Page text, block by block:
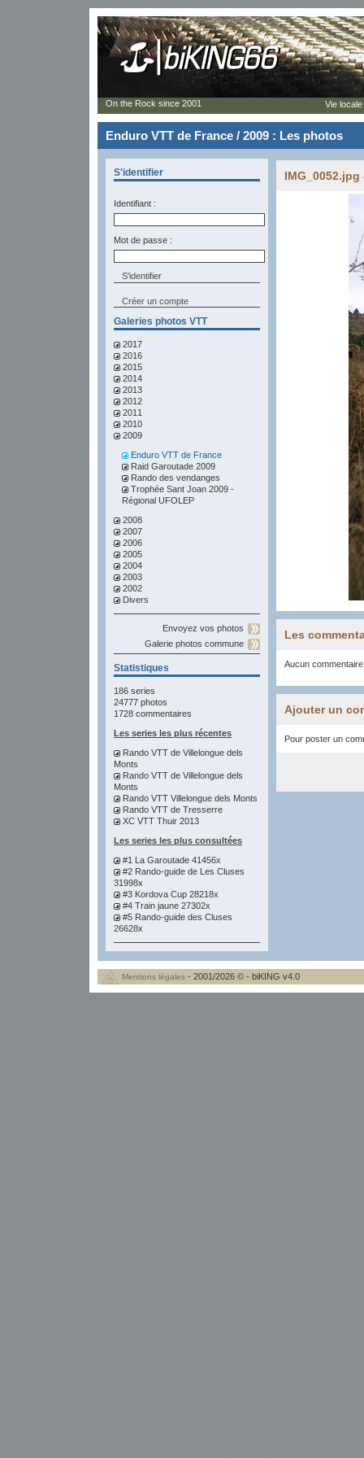
Enduro VTT de France / 2009 : Les photos
S'identifier
Identifiant :
Mot de passe :
Créer un compte
Galeries photos VTT
2017
2016
2015
2014
2013
2012
2011
2010
2009
Enduro VTT de France
Raid Garoutade 2009
Rando des vendanges
Trophée Sant Joan 2009 -
Régional UFOLEP
2008
2007
2006
2005
2004
2003
2002
Divers
Envoyez vos photos
Galerie photos commune
Statistiques
186 series
24777 photos
1728 commentaires
Les series les plus récentes
Rando VTT de Villelongue dels
Monts
Rando VTT de Villelongue dels
Monts
Rando VTT Villelongue dels Monts
Rando VTT de Tresserre
XC VTT Thuir 2013
Les series les plus consultées
#1 La Garoutade 41456x
#2 Rando-guide de Les Cluses
31998x
#3 Kordova Cup 28218x
#4 Train jaune 27302x
#5 Rando-guide des Cluses
26628x
IMG_0052.jpg
Les
Aucun
Ajouter un
Pour poster un
On the Rock since 2001 Vie
Mentions légales - 2001/2026 © - biKING v4.0